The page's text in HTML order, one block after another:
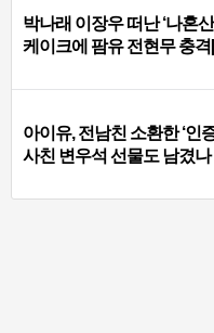
박나래 이장우 떠난 ‘나혼
케이크에 팜유 전현무 충
아이유, 전남친 소환한 ‘인
사친 변우석 선물도 남겼나